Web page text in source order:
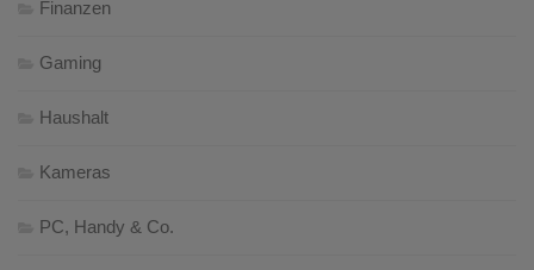
Finanzen
Gaming
Haushalt
Kameras
PC, Handy & Co.